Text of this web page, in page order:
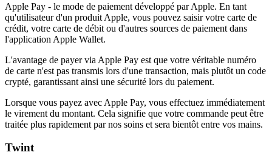
Apple Pay - le mode de paiement développé par Apple. En tant
qu'utilisateur d'un produit Apple, vous pouvez saisir votre carte de
crédit, votre carte de débit ou d'autres sources de paiement dans
l'application Apple Wallet.
L'avantage de payer via Apple Pay est que votre véritable numéro
de carte n'est pas transmis lors d'une transaction, mais plutôt un code
crypté, garantissant ainsi une sécurité lors du paiement.
Lorsque vous payez avec Apple Pay, vous effectuez immédiatement
le virement du montant. Cela signifie que votre commande peut être
traitée plus rapidement par nos soins et sera bientôt entre vos mains.
Twint